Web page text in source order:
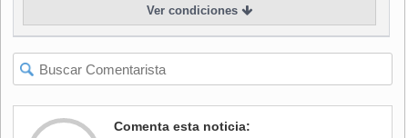
"Él viajó a Ucrania en febrero de este año para
desempeñarse en el Ejército ucraniano como soldado (...)
Él siempre decía que era su sueño ir a combatir a una
Ver condiciones
Comenta esta noticia: